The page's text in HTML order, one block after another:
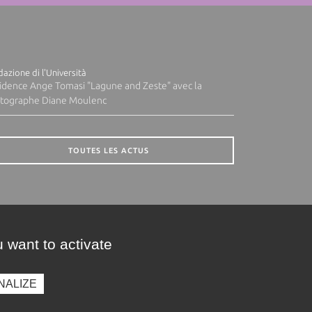
di l'Università
Ange Tomasi "Lagune and Zeste" avec la
Diane Moulenc
TOUTES LES ACTUS
want to activate